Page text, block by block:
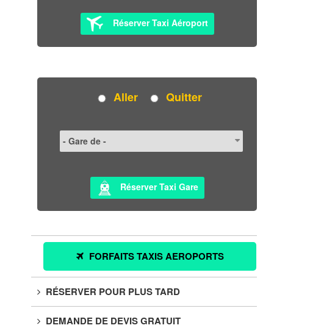
Réserver Taxi Aéroport
Aller Quitter
Réserver Taxi Gare
FORFAITS TAXIS AEROPORTS
RÉSERVER POUR PLUS TARD
DEMANDE DE DEVIS GRATUIT